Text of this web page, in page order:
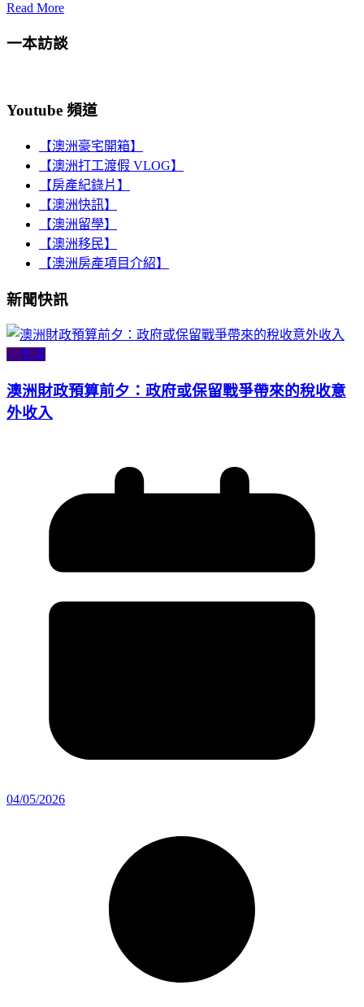
Read More
一本訪談
Youtube 頻道
【澳洲豪宅開箱】
【澳洲打工渡假 VLOG】
【房產紀錄片】
【澳洲快訊】
【澳洲留學】
【澳洲移民】
【澳洲房產項目介紹】
新聞快訊
小智識
澳洲財政預算前夕：政府或保留戰爭帶來的稅收意
外收入
04/05/2026